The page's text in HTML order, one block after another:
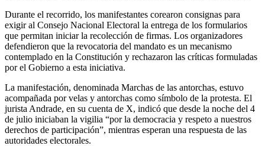
Durante el recorrido, los manifestantes corearon consignas para
exigir al Consejo Nacional Electoral la entrega de los formularios
que permitan iniciar la recolección de firmas. Los organizadores
defendieron que la revocatoria del mandato es un mecanismo
contemplado en la Constitución y rechazaron las críticas formuladas
por el Gobierno a esta iniciativa.
La manifestación, denominada Marchas de las antorchas, estuvo
acompañada por velas y antorchas como símbolo de la protesta. El
jurista Andrade, en su cuenta de X, indicó que desde la noche del 4
de julio iniciaban la vigilia “por la democracia y respeto a nuestros
derechos de participación”, mientras esperan una respuesta de las
autoridades electorales.